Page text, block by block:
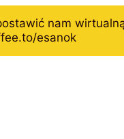
nam
esanok